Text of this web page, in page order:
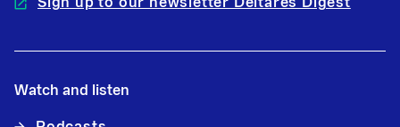
Watch and listen